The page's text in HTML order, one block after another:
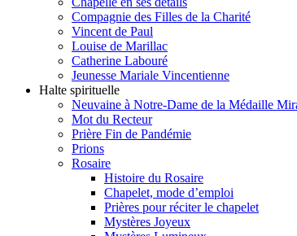
Compagnie des Filles de la Charité
Vincent de Paul
Louise de Marillac
Catherine Labouré
Jeunesse Mariale Vincentienne
Halte spirituelle
Neuvaine à Notre-Dame de la Médaille
Mot du Recteur
Prière Fin de Pandémie
Prions
Rosaire
Histoire du Rosaire
Chapelet, mode d’emploi
Prières pour réciter le chapelet
Mystères Joyeux